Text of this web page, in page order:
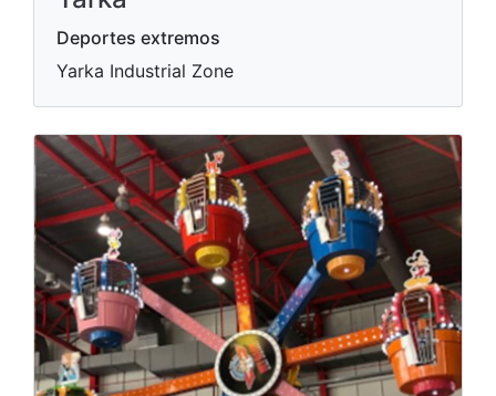
Deportes extremos
Yarka Industrial Zone